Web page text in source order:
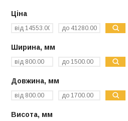
Ціна
Ширина, мм
Довжина, мм
Висота, мм